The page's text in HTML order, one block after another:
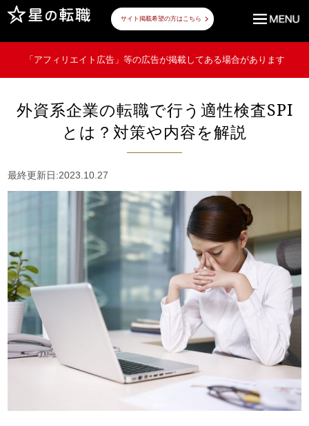
サイト掲載希望の方はこちら
「アフィリエイト広告」等の広告が掲載してある場合があります
外資系企業の転職で行う適性検査SPI
とは？対策や内容を解説
最終更新日:2023.10.27